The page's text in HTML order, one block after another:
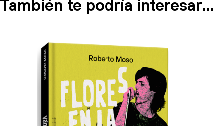
También te podría interesar...